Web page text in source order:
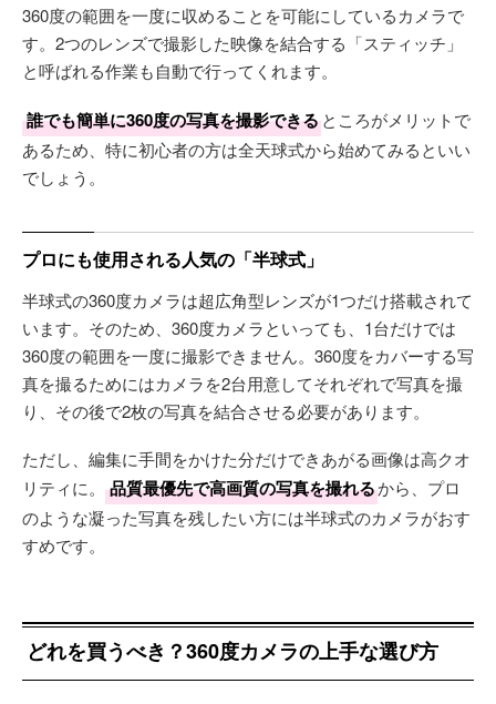
360度の範囲を一度に収めることを可能にしているカメラで
す。2つのレンズで撮影した映像を結合する「スティッチ」
と呼ばれる作業も自動で行ってくれます。
誰でも簡単に360度の写真を撮影できるところがメリットで
あるため、特に初心者の方は全天球式から始めてみるといい
でしょう。
プロにも使用される人気の「半球式」
半球式の360度カメラは超広角型レンズが1つだけ搭載されて
います。そのため、360度カメラといっても、1台だけでは
360度の範囲を一度に撮影できません。360度をカバーする写
真を撮るためにはカメラを2台用意してそれぞれで写真を撮
り、その後で2枚の写真を結合させる必要があります。
ただし、編集に手間をかけた分だけできあがる画像は高クオ
リティに。
品質最優先で高画質の写真を撮れるから、プロ
のような凝った写真を残したい方には半球式のカメラがおす
すめです。
どれを買うべき？360度カメラの上手な選び方